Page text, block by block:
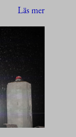
Läs mer: